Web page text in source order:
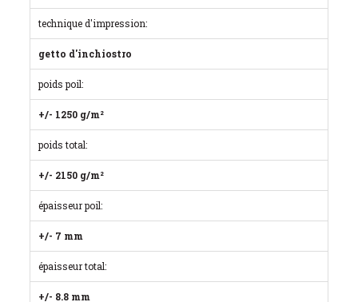
technique d'impression:
getto d'inchiostro
poids poil:
+/- 1250 g/m²
poids total:
+/- 2150 g/m²
épaisseur poil:
+/- 7 mm
épaisseur total:
+/- 8.8 mm